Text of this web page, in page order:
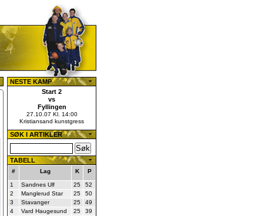
NESTE KAMP
Start 2
vs
Fyllingen
27.10.07 Kl. 14:00
Kristiansand kunstgress
SØK I ARTIKLER
TABELL
# Lag K P
1 Sandnes Ulf 25
52
2
Manglerud Star 25
50
3
Stavanger 25
49
4
Vard Haugesund 25
39